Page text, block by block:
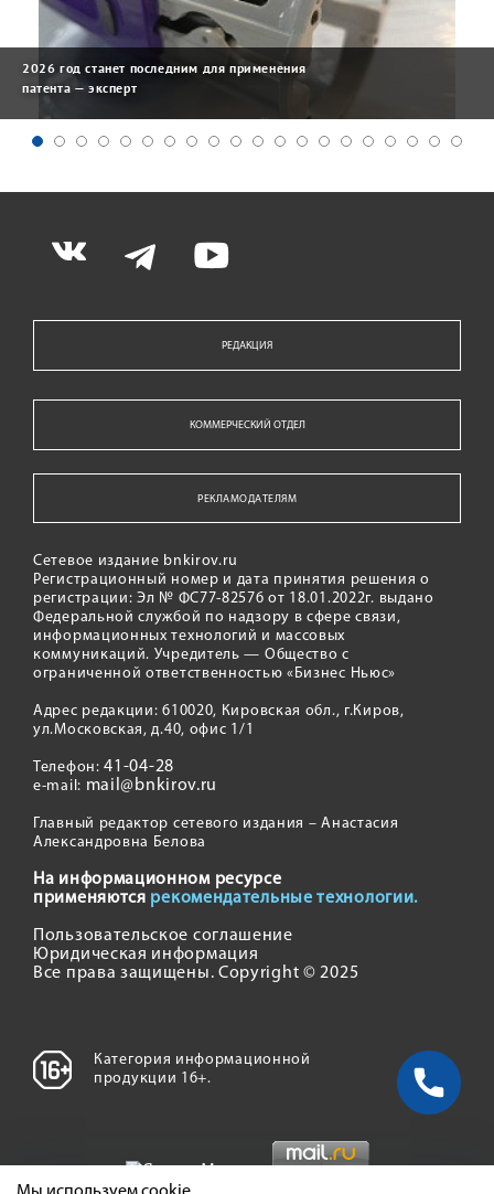
2026 год станет последним для применения
патента — эксперт
РЕДАКЦИЯ
КОММЕРЧЕСКИЙ ОТДЕЛ
РЕКЛАМОДАТЕЛЯМ
Сетевое издание bnkirov.ru
Регистрационный номер и дата принятия решения о
регистрации: Эл № ФС77-82576 от 18.01.2022г. выдано
Федеральной службой по надзору в сфере связи,
информационных технологий и массовых
коммуникаций. Учредитель — Общество с
ограниченной ответственностью «Бизнес Ньюс»
Адрес редакции: 610020, Кировская обл., г.Киров,
ул.Московская, д.40, офис 1/1
Телефон:41-04-28
e-mail: mail@bnkirov.ru
Главный редактор сетевого издания – Анастасия
Александровна Белова
На информационном ресурсе
применяются рекомендательные технологии.
Пользовательское соглашение
Юридическая информация
Все права защищены. Copyright © 2025
Категория информационной
продукции 16+.